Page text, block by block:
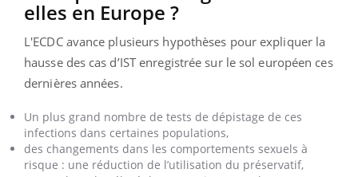
elles en Europe ?
L'ECDC avance plusieurs hypothèses pour expliquer la
hausse des cas d’IST enregistrée sur le sol européen ces
dernières années.
Un plus grand nombre de tests de dépistage de ces
infections dans certaines populations,
des changements dans les comportements sexuels à
risque : une réduction de l’utilisation du préservatif,